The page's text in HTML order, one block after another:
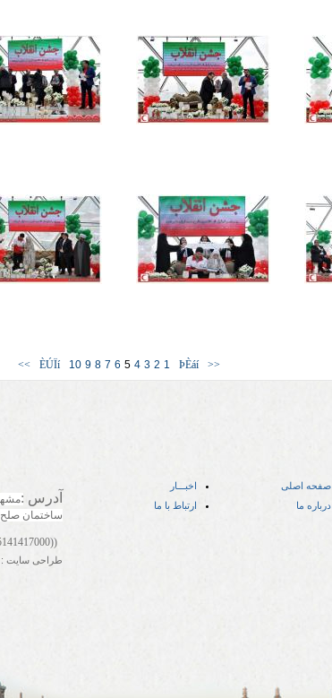
<<
ÞÈáí
1
2
3
4
5
6
7
8
9
10
ÈÚÏí
>>
صفحه اصلی
اخبـــار
درباره ما
ارتباط با ما آدرس :
ساختمان صلح
((05141417000))
طراحی سایت :